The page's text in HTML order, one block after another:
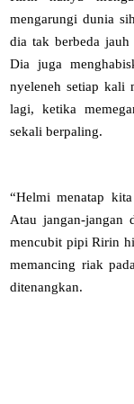
mengarungi dunia
dia tak berbeda jauh
Dia juga
nyeleneh setiap kali
lagi, ketika
sekali berpaling.
“Helmi menatap
Atau jangan-jangan
mencubit pipi Ririn
memancing riak
ditenangkan.